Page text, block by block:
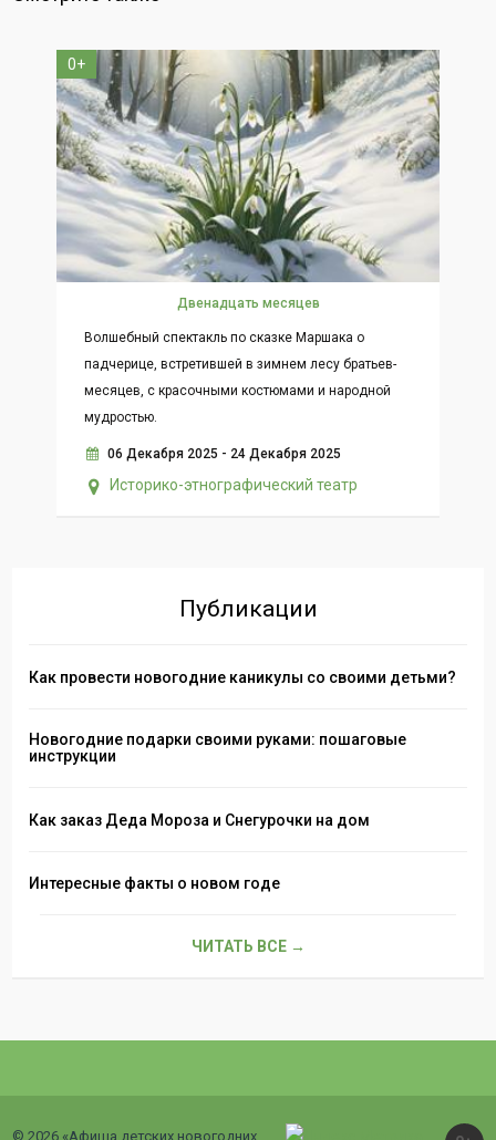
0+
Двенадцать месяцев
Волшебный спектакль по сказке Маршака о
падчерице, встретившей в зимнем лесу братьев-
месяцев, с красочными костюмами и народной
мудростью.
06 Декабря 2025 - 24 Декабря 2025
Историко-этнографический театр
Публикации
Как провести новогодние каникулы со своими детьми?
Новогодние подарки своими руками: пошаговые
инструкции
Как заказ Деда Мороза и Снегурочки на дом
Интересные факты о новом годе
ЧИТАТЬ ВСЕ →
© 2026 «Афиша детских новогодних